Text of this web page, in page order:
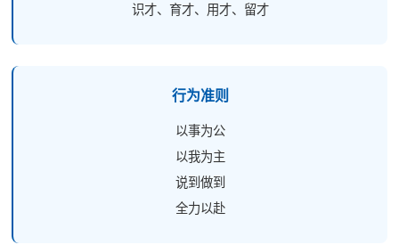
识才、育才、用才、留才
行为准则
以事为公
以我为主
说到做到
全力以赴